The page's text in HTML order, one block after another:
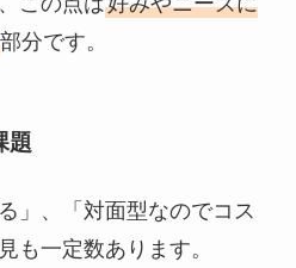
部分です。
題
」、「対面型なのでコス
も一定数あります。